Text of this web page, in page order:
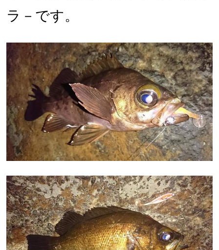
ラ－です。